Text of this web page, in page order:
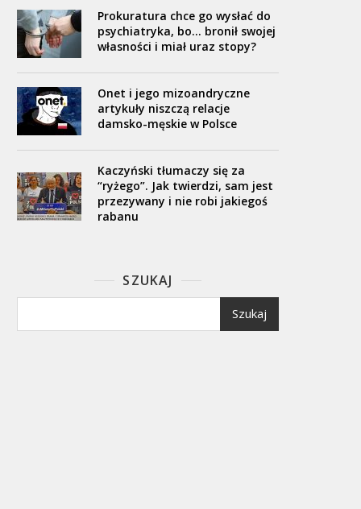
Prokuratura chce go wysłać do
psychiatryka, bo… bronił swojej
własności i miał uraz stopy?
Onet i jego mizoandryczne
artykuły niszczą relacje
damsko-męskie w Polsce
Kaczyński tłumaczy się za
“ryżego”. Jak twierdzi, sam jest
przezywany i nie robi jakiegoś
rabanu
SZUKAJ
Szukaj